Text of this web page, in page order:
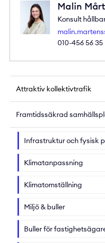
Attraktiv kollektivtrafik
Framtidssäkrad
Infrastruktur och fysisk
Klimatanpassning
Klimatomställning
Miljö & buller
Buller för
Malin
Konsult
010-456 56 35